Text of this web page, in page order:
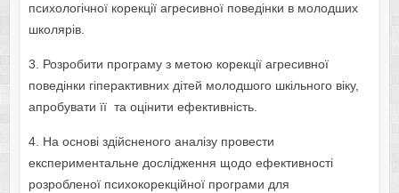
психологічної корекції агресивної поведінки в молодших
школярів.
3. Розробити програму з метою корекції агресивної
поведінки гіперактивних дітей молодшого шкільного віку,
апробувати її та оцінити ефективність.
4. На основі здійсненого аналізу провести
експериментальне дослідження щодо ефективності
розробленої психокорекційної програми для